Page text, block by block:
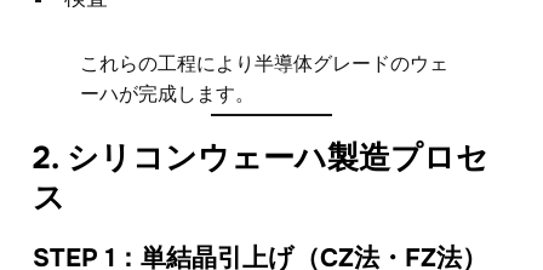
これらの工程により半導体グレードのウェ
ーハが完成します。
2. シリコンウェーハ製造プロセ
ス
STEP 1：単結晶引上げ（CZ法・FZ法）